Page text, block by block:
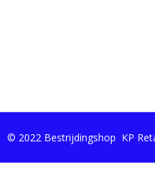
© 2022 Bestrijdingshop KP